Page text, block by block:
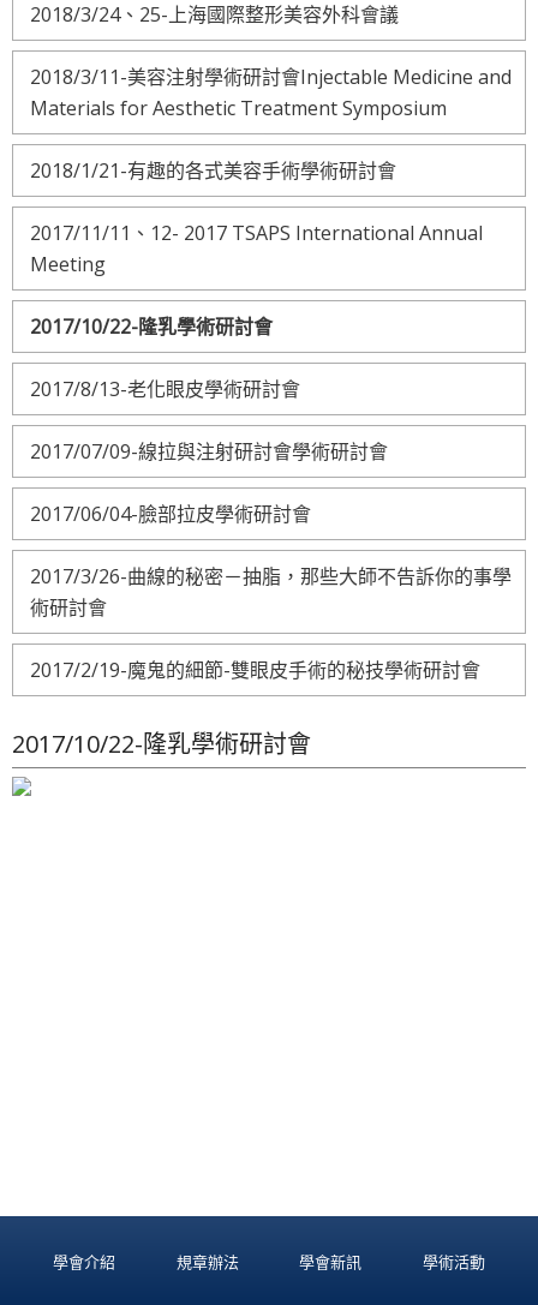
2018/3/24、25-上海國際整形美容外科會議
2018/3/11-美容注射學術研討會Injectable Medicine and
Materials for Aesthetic Treatment Symposium
2018/1/21-有趣的各式美容手術學術研討會
2017/11/11、12- 2017 TSAPS International Annual
Meeting
2017/10/22-隆乳學術研討會
2017/8/13-老化眼皮學術研討會
2017/07/09-線拉與注射研討會學術研討會
2017/06/04-臉部拉皮學術研討會
2017/3/26-曲線的秘密－抽脂，那些大師不告訴你的事學
術研討會
2017/2/19-魔鬼的細節-雙眼皮手術的秘技學術研討會
2017/10/22-隆乳學術研討會
學會介紹 規章辦法 學會新訊 學術活動